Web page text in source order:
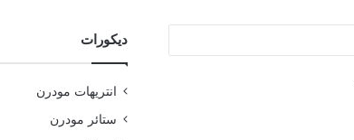
ديكورات
انتريهات مودرن
ستائر مودرن